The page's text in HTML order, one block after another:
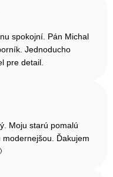
spokojní. Pán Michal
Jednoducho
pre detail.
Moju starú pomalú
Ďakujem